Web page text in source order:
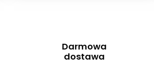
Darmowa
dostawa